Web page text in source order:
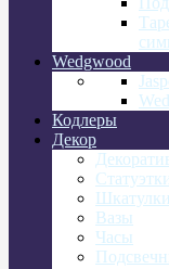
Wedgwood
Кодлеры
Декор
Шкатулки
Вазы
Часы